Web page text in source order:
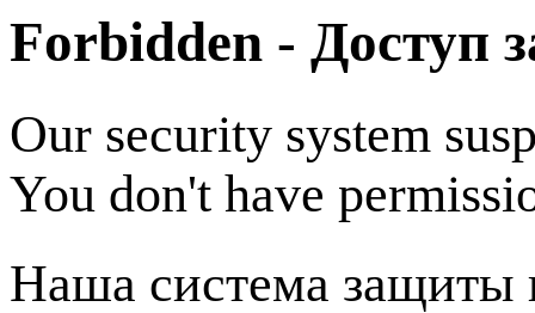
Forbidden - Доступ
Our security system
You don't have
Наша система защиты